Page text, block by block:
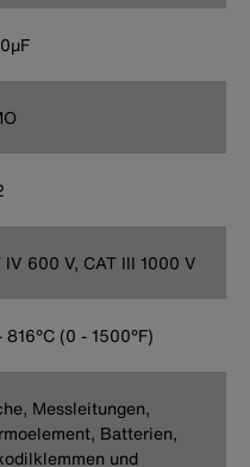
IV 600 V, CAT III 1000 V
816°C (0 - 1500°F)
Messleitungen,
Batterien,
und